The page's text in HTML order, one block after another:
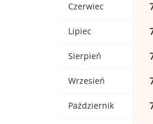
Czerwiec
Lipiec
Sierpień
Wrzesień
Październik